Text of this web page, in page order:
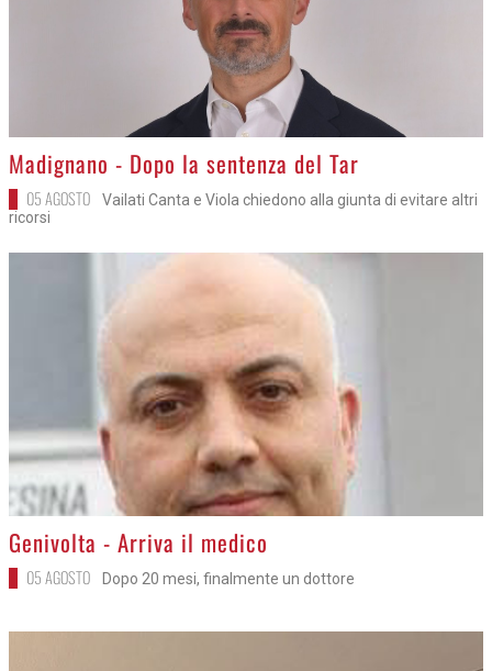
>Madignano - Dopo la sentenza del Tar
05 AGOSTO
Vailati Canta e Viola chiedono alla giunta di evitare altri
ricorsi
>
Genivolta - Arriva il medico
05 AGOSTO Dopo 20 mesi, finalmente un dottore